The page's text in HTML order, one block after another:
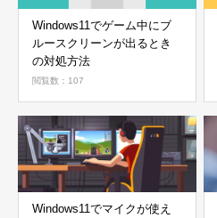
Windows11でゲーム中にブ
ルースクリーンが出るとき
の対処方法
閲覧数：107
Windows11でマイクが使え